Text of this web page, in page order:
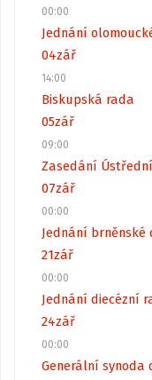
00:00
Jednání
04zář
14:00
Biskupská rada
05zář
09:00
Zasedání
07zář
00:00
Jednání brněnské
21zář
00:00
Jednání diecézní
24zář
00:00
Generální synoda